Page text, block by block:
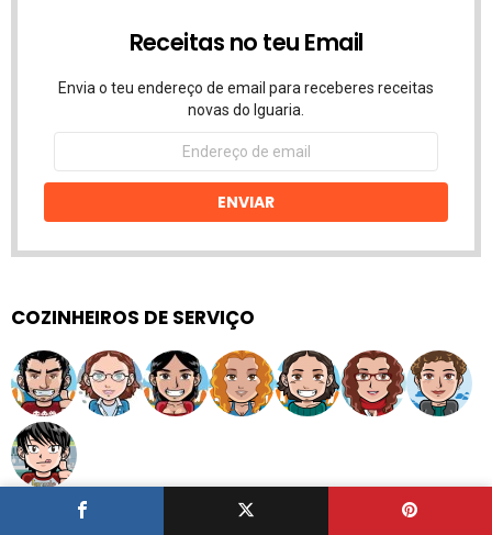
Receitas no teu Email
Envia o teu endereço de email para receberes receitas
novas do Iguaria.
Endereço
email
ENVIAR
COZINHEIROS DE SERVIÇO
Problema? Perguntas e Respostas de Culinária